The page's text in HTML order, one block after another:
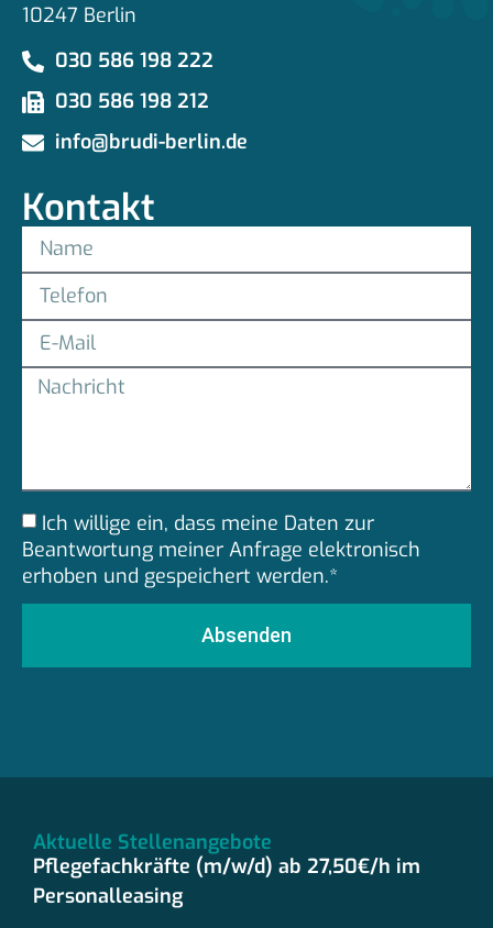
10247 Berlin
030 586 198 222
030 586 198 212
info@brudi-berlin.de
Kontakt
Ich willige ein, dass meine Daten zur
Beantwortung meiner Anfrage elektronisch
erhoben und gespeichert werden.*
Absenden
Aktuelle Stellenangebote
Pflegefachkräfte (m/w/d) ab 27,50€/h im
Personalleasing